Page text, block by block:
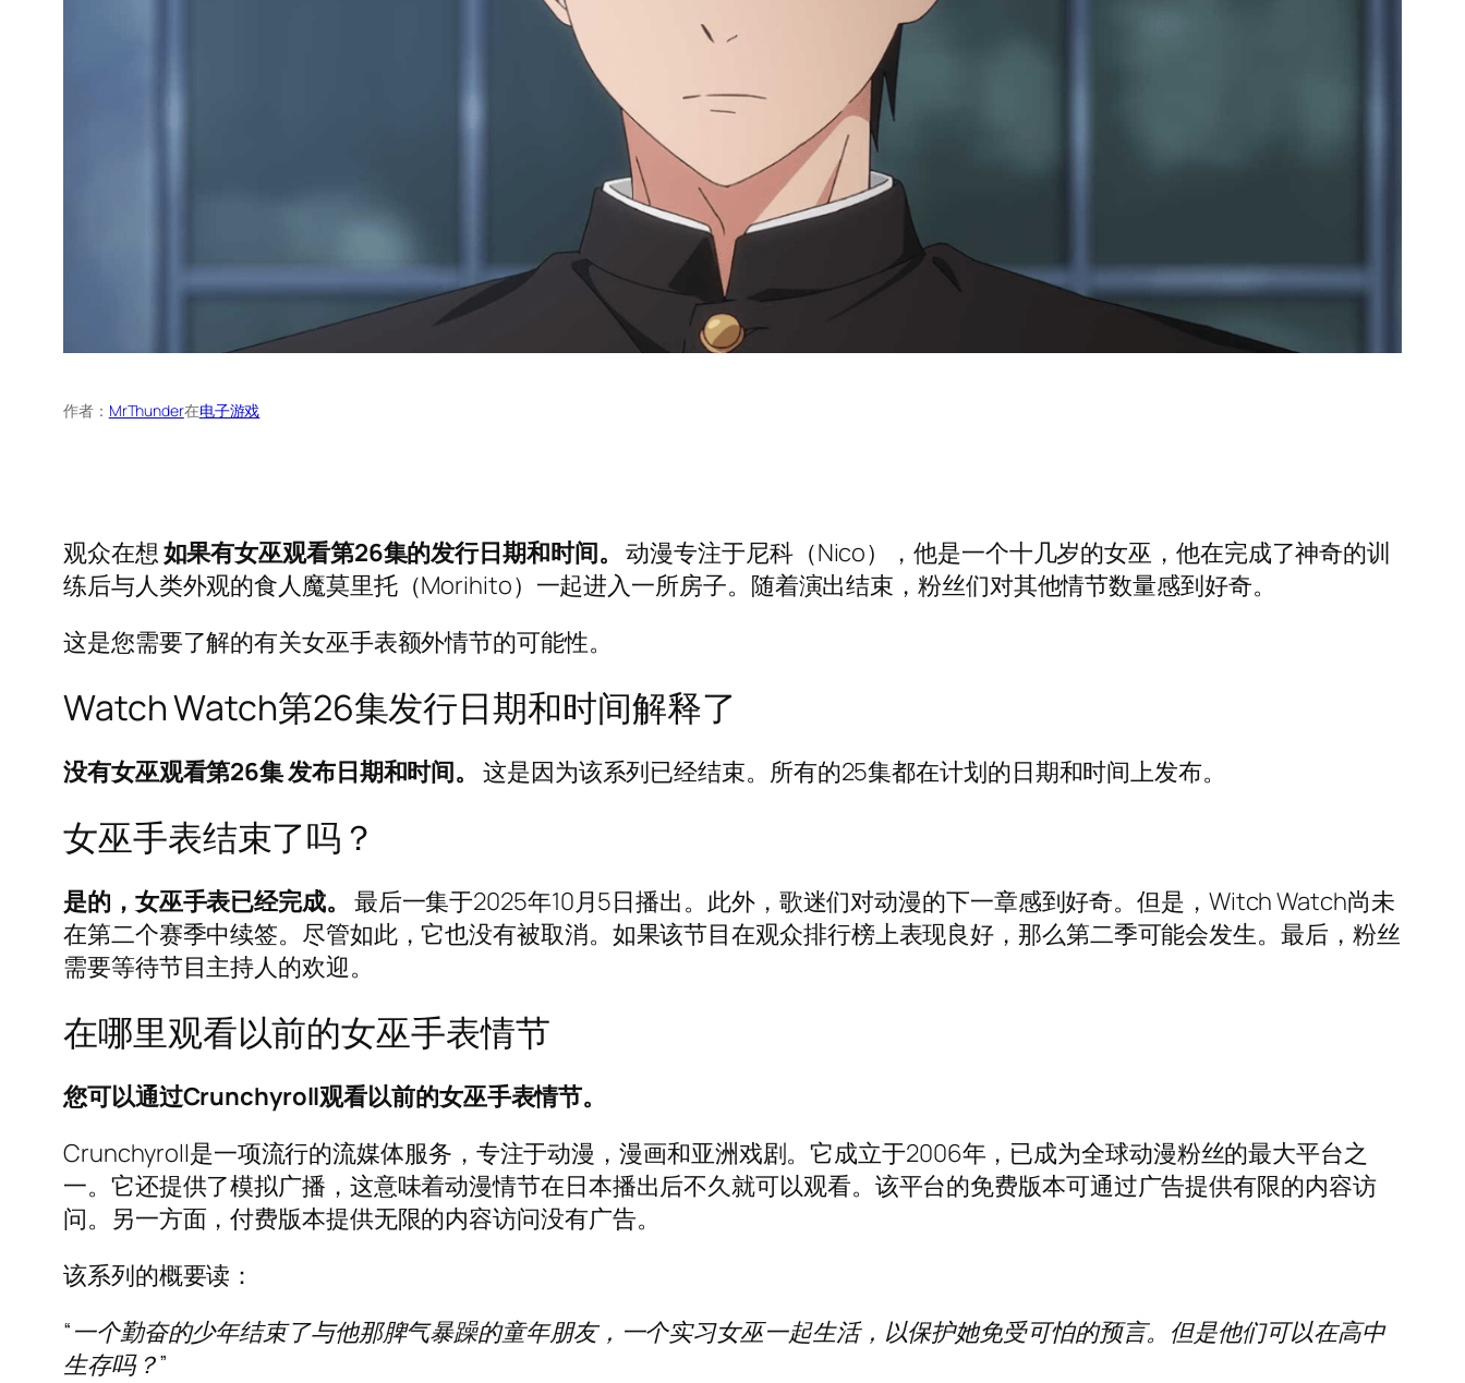
作者： MrThunder在电子游戏
观众在想如果有女巫观看第26集的发行日期和时间。 动漫专注于尼科（Nico），他是一个十几岁的女巫，他在完成了神奇的训
练后与人类外观的食人魔莫里托（Morihito）一起进入一所房子。随着演出结束，粉丝们对其他情节数量感到好奇。
这是您需要了解的有关女巫手表额外情节的可能性。
Watch Watch第26集发行日期和时间解释了
没有女巫观看第26集发布日期和时间。这是因为该系列已经结束。所有的25集都在计划的日期和时间上发布。
女巫手表结束了吗？
是的，女巫手表已经完成。 最后一集于2025年10月5日播出。此外，歌迷们对动漫的下一章感到好奇。但是，Witch Watch尚未
在第二个赛季中续签。尽管如此，它也没有被取消。如果该节目在观众排行榜上表现良好，那么第二季可能会发生。最后，粉丝
需要等待节目主持人的欢迎。
在哪里观看以前的女巫手表情节
您可以通过Crunchyroll观看以前的女巫手表情节。
Crunchyroll是一项流行的流媒体服务，专注于动漫，漫画和亚洲戏剧。它成立于2006年，已成为全球动漫粉丝的最大平台之
一。它还提供了模拟广播，这意味着动漫情节在日本播出后不久就可以观看。该平台的免费版本可通过广告提供有限的内容访
问。另一方面，付费版本提供无限的内容访问没有广告。
该系列的概要读：
“一个勤奋的少年结束了与他那脾气暴躁的童年朋友，一个实习女巫一起生活，以保护她免受可怕的预言。但是他们可以在高中
生存吗？”